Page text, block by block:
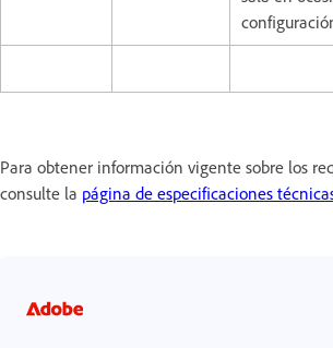
Para obtener información vigente sobre los
consulte la página de especificaciones